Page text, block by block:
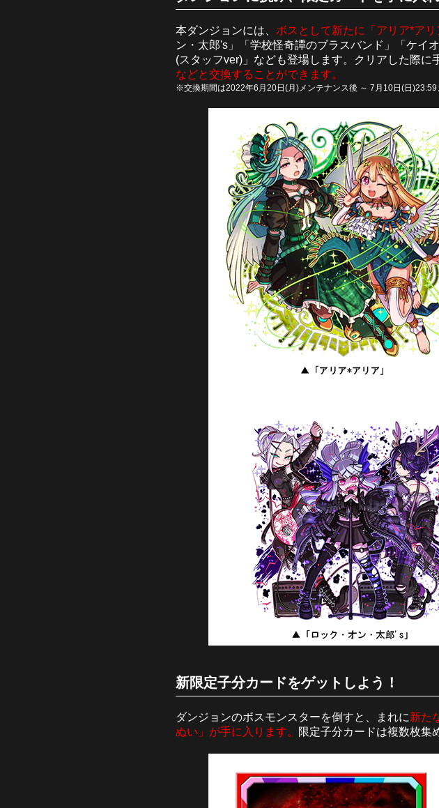
本ダンジョンには、 ボスとして新たに「アリア*ア
ン・太郎's」「学校怪奇譚のブラスバンド」「ケイ
(スタッフver)」なども登場します。クリアした際に
などと交換することができます。
※交換期間は2022年6月20日(月)メンテナンス後 ～ 7月10日(日)23:59
新限定子分カードをゲットしよう！
ダンジョンのボスモンスターを倒すと、まれに新た
ぬい」が手に入ります。
限定子分カードは複数枚集